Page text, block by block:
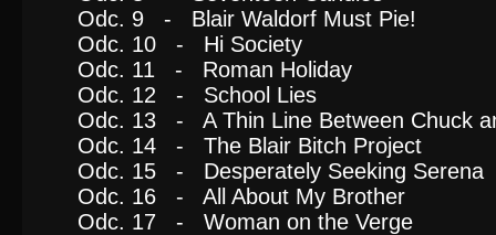
Odc. 9 - Blair Waldorf Must Pie!
Odc. 10 - Hi Society
Odc. 11 - Roman Holiday
Odc. 12 - School Lies
Odc. 13 - A Thin Line Between Chuck
Odc. 14 - The Blair Bitch Project
Odc. 15 - Desperately Seeking Serena
Odc. 16 - All About My Brother
Odc. 17 - Woman on the Verge